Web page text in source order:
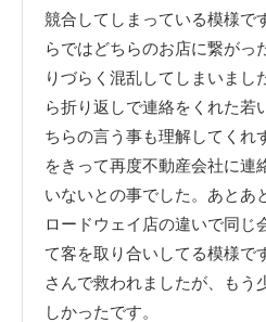
競合してしまっている模様で
らではどちらのお店に繋がっ
りづらく混乱してしまいまし
ら折り返しで連絡をくれた若
ちらの言う事も理解してくれ
をきって再度不動産会社に連
いないとの事でした。あとあ
ロードウェイ店の違いで同じ
て客を取り合いしてる模様で
さんで救われましたが、もう
しかったです。